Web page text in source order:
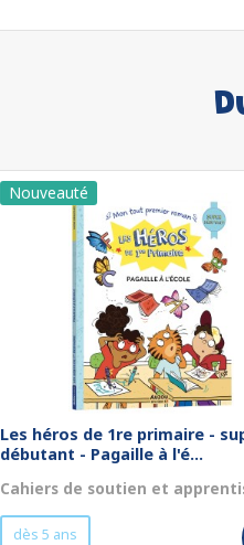
Les héros de 1re primaire -
débutant - Pagaille à l'é...
Cahiers de soutien et
dès 5 ans